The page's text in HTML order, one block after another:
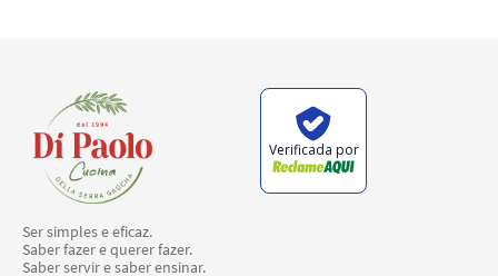
Verificada por
Ser simples e eficaz.
Saber fazer e querer fazer.
Saber servir e saber ensinar.